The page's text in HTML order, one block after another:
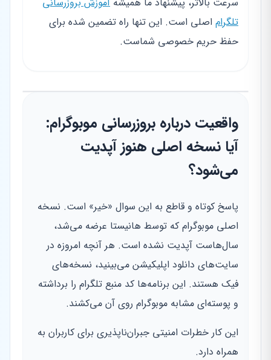
تلگرام اصلی است. این تنها راه تضمین شده برای
حفظ حریم خصوصی شماست.
واقعیت درباره بروزرسانی موبوگرام:
آیا نسخه اصلی هنوز آپدیت
می‌شود؟
پاسخ کوتاه و قاطع به این سوال «خیر» است. نسخه
اصلی موبوگرام که توسط هانیستا عرضه می‌شد،
سال‌هاست آپدیت نشده است. هر آنچه امروزه در
سایت‌های دانلود اپلیکیشن می‌بینید، نسخه‌های
فیک هستند. این برنامه‌ها کد منبع تلگرام را برداشته
و پوسته‌ای مشابه موبوگرام روی آن می‌کشند.
این کار خطرات امنیتی جبران‌ناپذیری برای کاربران به
همراه دارد.